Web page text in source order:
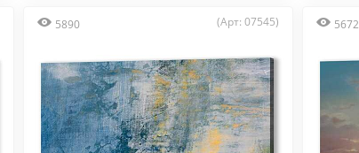
5890 (Арт: 07545) 5672